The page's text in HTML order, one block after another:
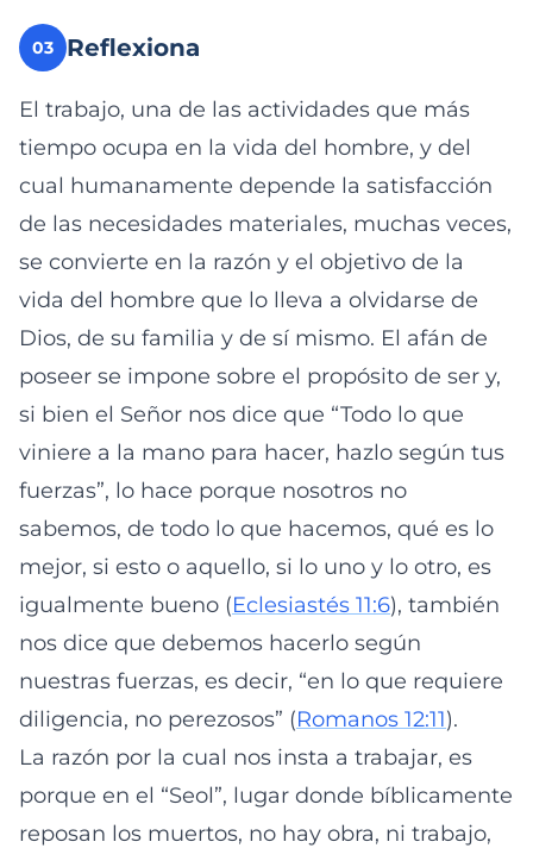
03 Reflexiona
El trabajo, una de las actividades que más
tiempo ocupa en la vida del hombre, y del
cual humanamente depende la satisfacción
de las necesidades materiales, muchas veces,
se convierte en la razón y el objetivo de la
vida del hombre que lo lleva a olvidarse de
Dios, de su familia y de sí mismo. El afán de
poseer se impone sobre el propósito de ser y,
si bien el Señor nos dice que “Todo lo que
viniere a la mano para hacer, hazlo según tus
fuerzas”, lo hace porque nosotros no
sabemos, de todo lo que hacemos, qué es lo
mejor, si esto o aquello, si lo uno y lo otro, es
igualmente bueno (Eclesiastés 11:6), también
nos dice que debemos hacerlo según
nuestras fuerzas, es decir, “en lo que requiere
diligencia, no perezosos” (Romanos 12:11).
La razón por la cual nos insta a trabajar, es
porque en el “Seol”, lugar donde bíblicamente
reposan los muertos, no hay obra, ni trabajo,